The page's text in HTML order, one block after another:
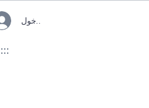
تسجيل الدخول
:::